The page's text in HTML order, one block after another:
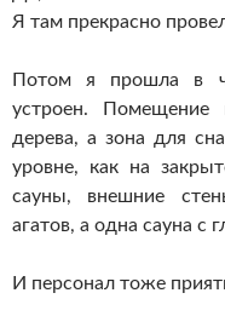
Я там прекрасно
Потом я прошла в
устроен. Помещение
дерева, а зона для
уровне, как на
сауны, внешние
агатов, а одна сауна с
И персонал тоже